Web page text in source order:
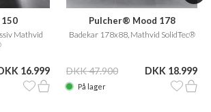
150
Mathvid
16.999
Pulcher® Mood 178
Badekar 178x88, Mathvid SolidTec®
DKK 47.900 DKK 18.999
På lager